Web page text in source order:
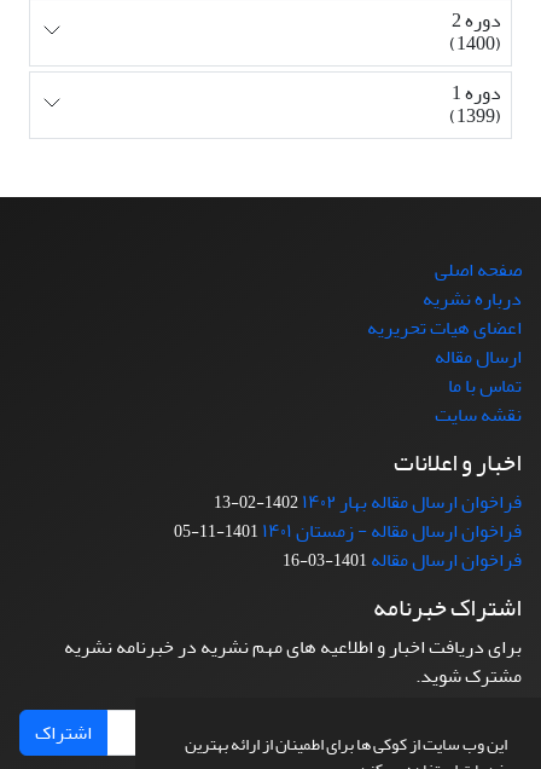
این وب سایت از کوکی ها برای اطمینان از ارائه بهترین
دوره 2
(1400)
دوره 1
(1399)
صفحه اصلی
درباره نشریه
اعضای هیات تحریریه
ارسال مقاله
تماس با ما
نقشه سایت
اخبار و اعلانات
فراخوان ارسال مقاله بهار ۱۴۰۲ 1402-02-13
فراخوان ارسال مقاله - زمستان ۱۴۰۱ 1401-11-05
فراخوان ارسال مقاله1401-03-16
اشتراک خبرنامه
برای دریافت اخبار و اطلاعیه های مهم نشریه در خبرنامه نشریه
مشترک شوید.
اشتراک